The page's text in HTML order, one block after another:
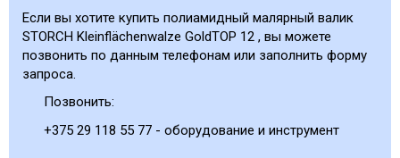
Если вы хотите купить полиамидный малярный валик
STORCH Kleinflächenwalze GoldTOP 12 , вы можете
позвонить по данным телефонам или заполнить форму
запроса.
Позвонить:
+375 29 118 55 77 - оборудование и инструмент